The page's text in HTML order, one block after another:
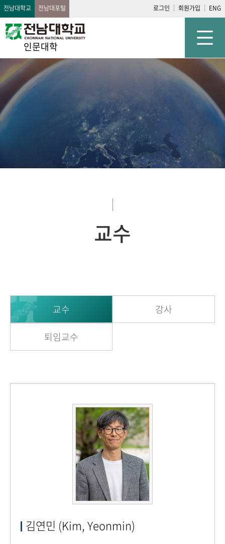
전남대학교 전남대포털 로그인 회원가입 ENG
인문대학
교수
교수 강사
퇴임교수
김연민 (Kim, Yeonmin)